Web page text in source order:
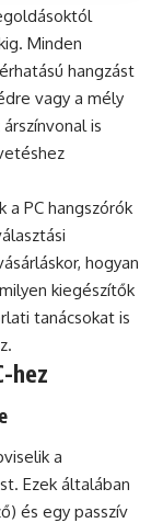
Minden
hangzást
vagy a mély
is
a PC hangszórók
hogyan
kiegészítők
tanácsokat is
hez
a
Ezek általában
és egy passzív